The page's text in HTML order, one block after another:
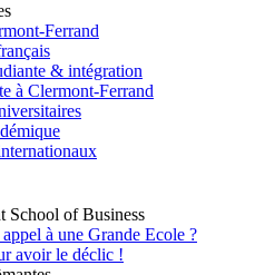
Ferrand
& intégration
à Clermont-Ferrand
School of Business
à une Grande Ecole ?
avoir le déclic !